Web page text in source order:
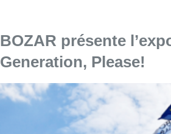
BOZAR présente
Generation, Please!